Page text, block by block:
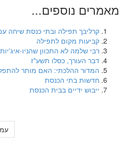
מאמרים נוספים...
קרליבך תפילה ובתי כנסת שיחה
קביעות מקום לתפילה
רבי שלמה לא התכוון שהניו-
דבר העורך, כסלו תשע"ז
המדור ההלכתי: האם מותר להתפלל
חדשות בתי הכנסת
ייבוש ידיים בבית הכנסת
עמוד